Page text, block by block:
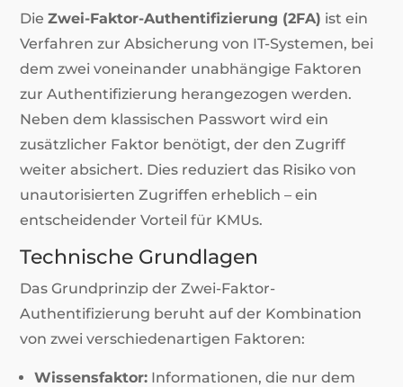
DieZwei-Faktor-Authentifizierung (2FA) ist ein
Verfahren zur Absicherung von IT-Systemen, bei
dem zwei voneinander unabhängige Faktoren
zur Authentifizierung herangezogen werden.
Neben dem klassischen Passwort wird ein
zusätzlicher Faktor benötigt, der den Zugriff
weiter absichert. Dies reduziert das Risiko von
unautorisierten Zugriffen erheblich – ein
entscheidender Vorteil für KMUs.
Technische Grundlagen
Das Grundprinzip der Zwei-Faktor-
Authentifizierung beruht auf der Kombination
von zwei verschiedenartigen Faktoren:
Wissensfaktor: Informationen, die nur dem